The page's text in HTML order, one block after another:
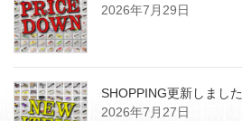
2026年7月29日
SHOPPING更新しました
2026年7月27日